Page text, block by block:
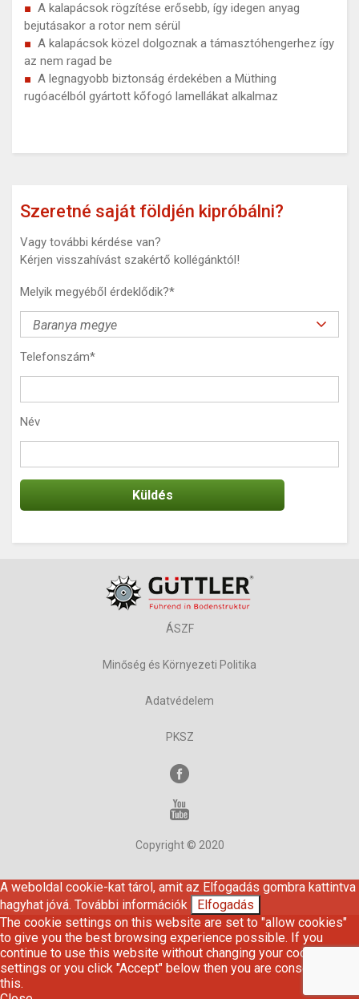
A kalapácsok rögzítése erősebb, így idegen anyag
bejutásakor a rotor nem sérül
A kalapácsok közel dolgoznak a támasztóhengerhez így
az nem ragad be
A legnagyobb biztonság érdekében a Müthing
rugóacélból gyártott kőfogó lamellákat alkalmaz
Szeretné saját földjén kipróbálni?
Vagy további kérdése van?
Kérjen visszahívást szakértő kollégánktól!
Melyik megyéből érdeklődik?*
Telefonszám*
Név
ÁSZF
Minőség és Környezeti Politika
Adatvédelem
PKSZ
Copyright © 2020
A weboldal cookie-kat tárol, amit az Elfogadás gombra kattintva
hagyhat jóvá. További információk
Elfogadás
The cookie settings on this website are set to "allow cookies"
to give you the best browsing experience possible. If you
continue to use this website without changing your cookie
settings or you click "Accept" below then you are consenting to
this.